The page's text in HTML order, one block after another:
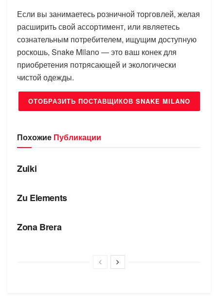
Если вы занимаетесь розничной торговлей, желая
расширить свой ассортимент, или являетесь
сознательным потребителем, ищущим доступную
роскошь, Snake Milano — это ваш конек для
приобретения потрясающей и экологически
чистой одежды.
ОТОБРАЗИТЬ ПОСТАВЩИКОВ SNAKE MILANO
Похожие Публикации
БРЕНДЫ
Zuiki
Zu Elements
Zona Brera